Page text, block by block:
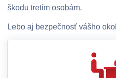
škodu tretím osobám.
Lebo aj bezpečnosť vášho